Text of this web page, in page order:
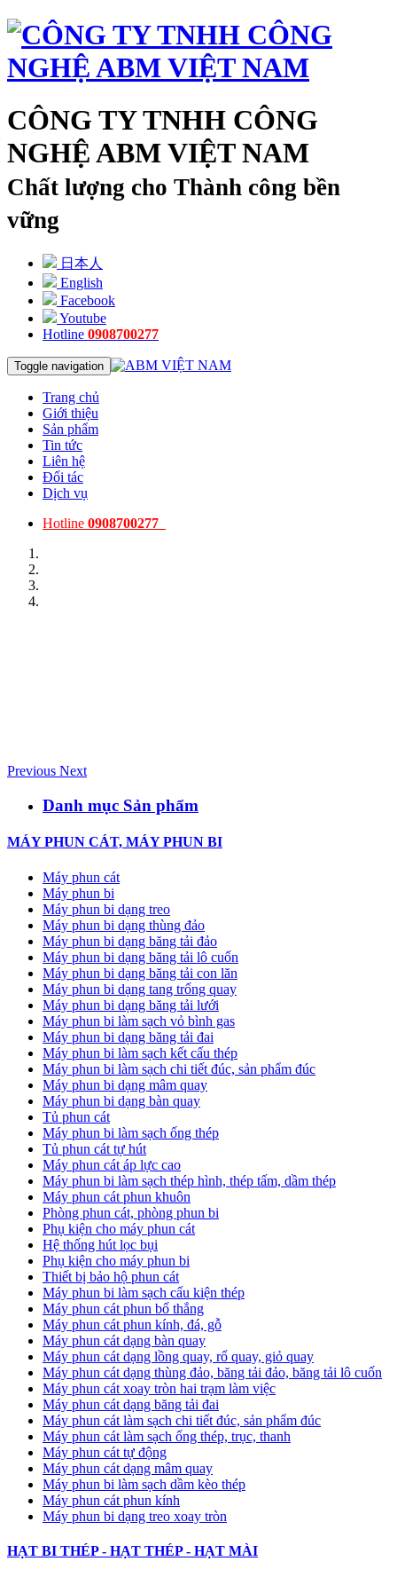
CÔNG TY TNHH CÔNG
NGHỆ ABM VIỆT NAM
Chất lượng cho Thành công bền
vững
日本人
English
Facebook
Youtube
Hotline 0908700277
Toggle navigation
Trang chủ
Giới thiệu
Sản phẩm
Tin tức
Liên hệ
Đối tác
Dịch vụ
Hotline 0908700277
Previous Next
Danh mục Sản phẩm
MÁY PHUN CÁT, MÁY PHUN BI
Máy phun cát
Máy phun bi
Máy phun bi dạng treo
Máy phun bi dạng thùng đảo
Máy phun bi dạng băng tải đảo
Máy phun bi dạng băng tải lô cuốn
Máy phun bi dạng băng tải con lăn
Máy phun bi dạng tang trống quay
Máy phun bi dạng băng tải lưới
Máy phun bi làm sạch vỏ bình gas
Máy phun bi dạng băng tải đai
Máy phun bi làm sạch kết cấu thép
Máy phun bi làm sạch chi tiết đúc, sản phẩm đúc
Máy phun bi dạng mâm quay
Máy phun bi dạng bàn quay
Tủ phun cát
Máy phun bi làm sạch ống thép
Tủ phun cát tự hút
Máy phun cát áp lực cao
Máy phun bi làm sạch thép hình, thép tấm, dầm thép
Máy phun cát phun khuôn
Phòng phun cát, phòng phun bi
Phụ kiện cho máy phun cát
Hệ thống hút lọc bụi
Phụ kiện cho máy phun bi
Thiết bị bảo hộ phun cát
Máy phun bi làm sạch cấu kiện thép
Máy phun cát phun bố thắng
Máy phun cát phun kính, đá, gỗ
Máy phun cát dạng bàn quay
Máy phun cát dạng lồng quay, rổ quay, giỏ quay
Máy phun cát dạng thùng đảo, băng tải đảo, băng tải lô cuốn
Máy phun cát xoay tròn hai trạm làm việc
Máy phun cát dạng băng tải đai
​Máy phun cát làm sạch chi tiết đúc, sản phẩm đúc
Máy phun cát làm sạch ống thép, trục, thanh
Máy phun cát tự động
​Máy phun cát dạng mâm quay
Máy phun bi làm sạch dầm kèo thép
Máy phun cát phun kính
Máy phun bi dạng treo xoay tròn
HẠT BI THÉP - HẠT THÉP - HẠT MÀI